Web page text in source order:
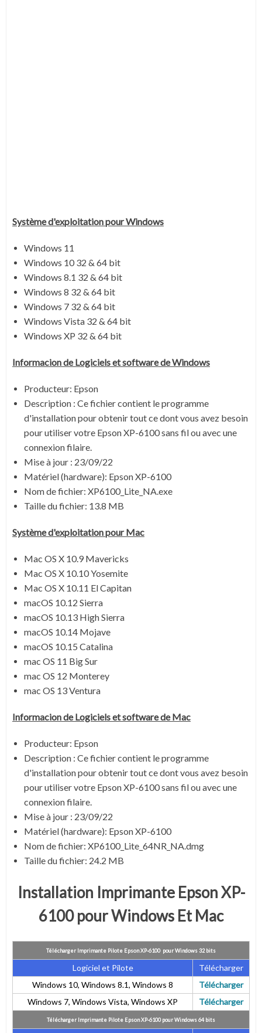
Systèmed'exploitation pour Windows
Windows 11
Windows 10 32 & 64 bit
Windows 8.1 32 & 64 bit
Windows 8 32 & 64 bit
Windows 7 32 & 64 bit
Windows Vista 32 & 64 bit
Windows XP 32 & 64 bit
Informacion de Logiciels et software de Windows
Producteur: Epson
Description : Ce fichier contient le programme
d'installation pour obtenir tout ce dont vous avez besoin
pour utiliser votre Epson XP-6100 sans fil ou avec une
connexion filaire.
Mise à jour : 23/09/22
Matériel (hardware): Epson XP-6100
Nom de fichier: XP6100_Lite_NA.exe
Taille du fichier: 13.8 MB
Systèmed'exploitation pour Mac
Mac OS X 10.9 Mavericks
Mac OS X 10.10 Yosemite
Mac OS X 10.11 El Capitan
macOS 10.12 Sierra
macOS 10.13 High Sierra
macOS 10.14 Mojave
macOS 10.15 Catalina
mac OS 11 Big Sur
mac OS 12 Monterey
mac OS 13 Ventura
Informacion de Logiciels et software deMac
Producteur: Epson
Description : Ce fichier contient le programme
d'installation pour obtenir tout ce dont vous avez besoin
pour utiliser votre Epson XP-6100 sans fil ou avec une
connexion filaire.
Mise à jour : 23/09/22
Matériel (hardware): Epson XP-6100
Nom de fichier: XP6100_Lite_64NR_NA.dmg
Taille du fichier: 24.2 MB
Installation Imprimante Epson XP-
6100 pour Windows Et Mac
Télécharger Imprimante Pilote Epson XP-6100 pour Windows 32 bits
Logiciel et Pilote
Télécharger
Windows 10, Windows 8.1, Windows 8
Télécharger
Windows 7, Windows Vista, Windows XP
Télécharger
Télécharger Imprimante Pilote Epson XP-6100 pour Windows 64 bits